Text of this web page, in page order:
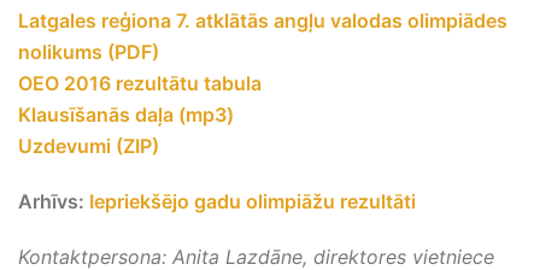
Latgales reģiona 7. atklātās angļu valodas olimpiādes
nolikums (PDF)
OEO 2016 rezultātu tabula
Klausīšanās daļa (mp3)
Uzdevumi (ZIP)
Arhīvs: Iepriekšējo gadu olimpiāžu rezultāti
Kontaktpersona: Anita Lazdāne, direktores vietniece